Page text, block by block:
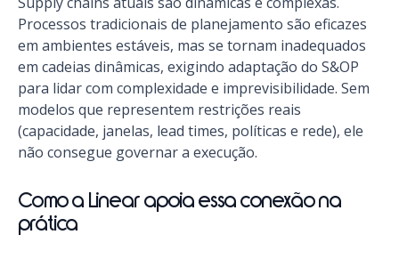
Processos tradicionais de planejamento são eficazes
em ambientes estáveis, mas se tornam inadequados
em cadeias dinâmicas, exigindo adaptação do S&OP
para lidar com complexidade e imprevisibilidade. Sem
modelos que representem restrições reais
(capacidade, janelas, lead times, políticas e rede), ele
não consegue governar a execução.
Como a Linear apoia essa conexão na
prática